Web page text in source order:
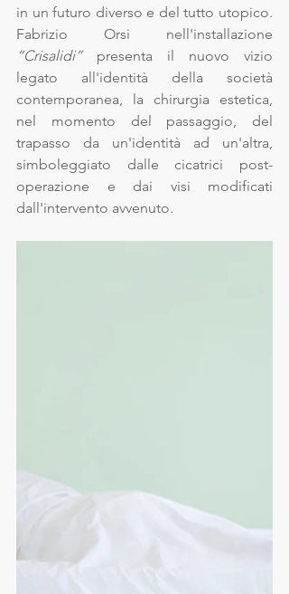
in un futuro diverso e del tutto utopico.
“Crisalidi” presenta il nuovo vizio
legato all'identità della società
contemporanea, la chirurgia estetica,
nel momento del passaggio, del
trapasso da un'identità ad un'altra,
simboleggiato dalle cicatrici post-
operazione e dai visi modificati
dall'intervento avvenuto.